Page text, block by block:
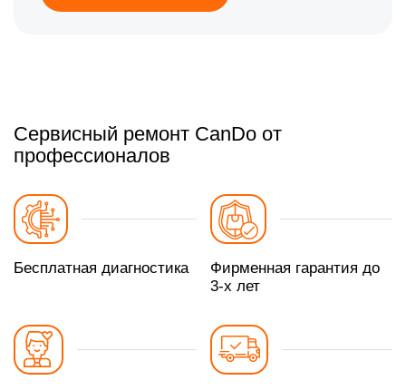
Сервисный ремонт CanDo от
профессионалов
Бесплатная диагностика
Фирменная гарантия до
3-х лет